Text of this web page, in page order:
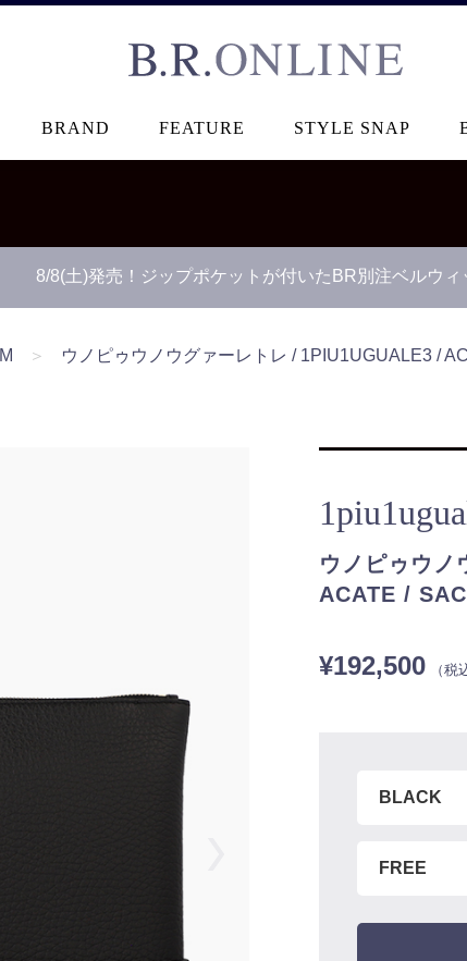
BRAND FEATURE STYLE SNAP
8/8(土)発売！ジップポケットが付いたBR別注ベルウィ
＞ ウノピゥウノウグァーレトレ / 1PIU1UGUALE3 /
ウノピゥウ
ACATE /
¥192,500 （税